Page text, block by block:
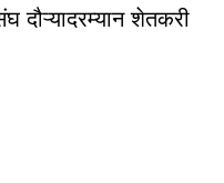
दौऱ्यादरम्यान शेतकरी